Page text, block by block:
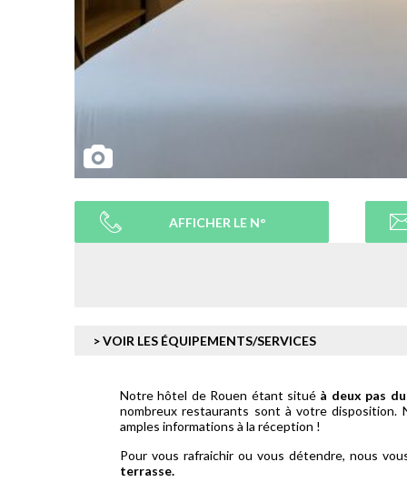
AFFICHER LE N°
> VOIR LES ÉQUIPEMENTS/SERVICES
Notre hôtel de Rouen étant situé à deux pas
nombreux restaurants sont à votre disposition.
amples informations à la réception !
Pour vous rafraichir ou vous détendre, nous
terrasse.